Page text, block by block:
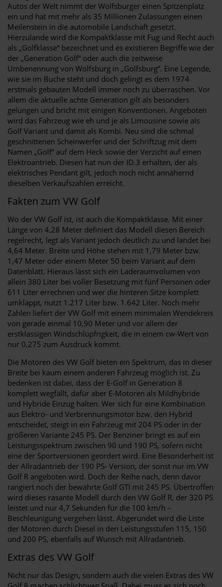
Autos der Welt nimmt der Wolfsburger einen Spitzenplatz
ein und hat mit mehr als 35 Millionen Zulassungen einen
Meilenstein in die automobile Landschaft gesetzt.
Hierzulande wird die Kompaktklasse mit Fug und Recht auch
als „Golfklasse“ bezeichnet und es existieren Begriffe wie der
der „Generation Golf“ oder auch die zeitweise
Umbenennung von Wolfsburg in „Golfsburg“. Eine Legende,
wie sie im Buche steht und doch gelingt es dem 1974
erstmals gebauten Modell immer noch zu überraschen. Vor
allem die aktuelle achte Generation gilt als besonders
gelungen und bricht mit einigen Konventionen. Angeboten
wird das Fahrzeug wie eh und je als Limousine sowie als
Golf Variant und damit als Kombi. Neu sind die schmal
geschnittenen Scheinwerfer und der Schriftzug mit dem
Namen „Golf“ auf dem Heck sowie der Verzicht auf einen
Elektroantrieb. Diesen hat nun der ID.3 erhalten, der als
elektrisches Pendant gilt, jedoch noch nicht annähernd
dieselben Verkaufszahlen erreicht.
Fakten zum VW Golf
Wo der VW Golf ist, ist auch die Kompaktklasse. Mit einer
Länge von 4,28 Meter definiert das Modell diesen Bereich
regelrecht, legt als Variant jedoch deutlich zu und landet bei
4,64 Meter. Breite und Höhe stehen mit 1,79 Meter bzw.
1,47 Meter oder einem Meter 50 beim Variant auf dem
Datenblatt. Hieraus lässt sich ein Laderaumvolumen von
allein 380 Liter bei voller Besetzung mit fünf Personen oder
611 Liter errechnen und wer die hinteren Sitze komplett
umklappt, nutzt 1.217 Liter bzw. 1.642 Liter. Noch mehr
Zahlen liefert der VW Golf mit einem minimalen Wendekreis
von gerade einmal 10,90 Meter und vor allem der
erstklassigen Windschlüpfrigkeit, die in einem cw-Wert von
nur 0,275 zum Ausdruck kommt.
Die Motoren des VW Golf bieten ein Spektrum, das in dieser
Breite bei kaum einem anderen Fahrzeug möglich ist. Zu
bedenken ist dabei, dass der E-Golf in Generation 8
komplett wegfällt, dafür aber E-Motoren als Mildhybride
und Hybride Einzug halten. Wer sich für eine Kombination
aus Elektro- und Verbrennungsmotor bzw. den Hybrid
entscheidet, steigt in ein Fahrzeug mit 204 PS oder in der
größeren Variante 245 PS. Der Benziner bringt es auf ein
Leistungsspektrum zwischen 90 und 190 PS, sofern nicht
eine der Sportversionen geordert wird. Eine Besonderheit ist
der Allradantrieb der 190 PS- Version, der sonst nur im VW
Golf R angeboten wird. Doch der Reihe nach, denn davor
rangiert noch der bewährte Golf GTI mit 245 PS. Übertroffen
wird dieses rasante Modell durch den VW Golf R, der 320 PS
leistet und nur 4,7 Sekunden für die 100 km/h –
Beschleunigung vergehen lässt. Abgerundet wird die Liste
der Motoren durch Diesel in den Leistungsstufen 115, 150
und 200 PS, ebenfalls auf Wunsch mit Allradantrieb.
Extras des VW Golf
Nicht nur das Design, sondern auch die vielen Extras des VW